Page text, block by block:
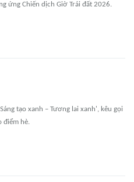
ứng Chiến dịch Giờ Trái đất 2026.
tạo xanh – Tương lai xanh', kêu gọi
điểm hè.